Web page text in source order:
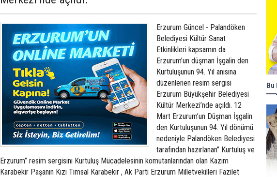
Erzurum Güncel - Palandöken
Belediyesi Kültür Sanat
Etkinlikleri kapsamın da
Erzurum’un düşman İşgalin den
Kurtuluşunun 94. Yıl anısına
düzenlenen resim sergisi
Erzurum Büyükşehir Belediyesi
Kültür Merkezi’nde açıldı. 12
Mart Erzurum’un Düşman İşgalin
den Kurtuluşunun 94. Yıl dönümü
nedeniyle Palandöken Belediyesi
tarafından hazırlanan” Kurtuluş ve
Erzurum” resim sergisini Kurtuluş Mücadelesinin komutanlarından olan Kazım
Karabekir Paşanın Kızı Timsal Karabekir , Ak Parti Erzurum Milletvekilleri Fazilet
Bu